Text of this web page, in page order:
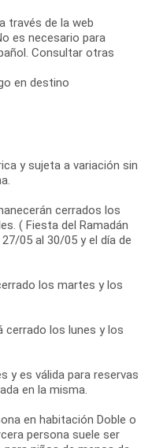
través de la web
es necesario para
Consultar otras
en destino
y sujeta a variación sin
cerrados los
( Fiesta del Ramadán
05 al 30/05 y el día de
los martes y los
cerrado los lunes y los
y es válida para reservas
en la misma.
en habitación Doble o
persona suele ser